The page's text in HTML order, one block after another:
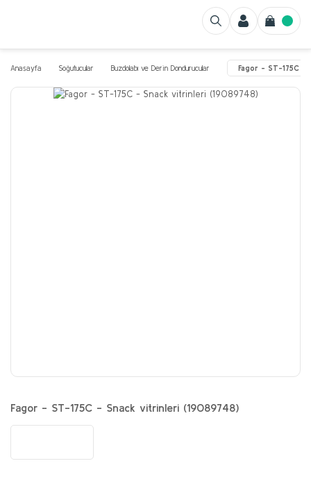
Anasayfa Soğutucular Buzdolabı ve Derin Dondurucular Fagor - ST-175C -
Fagor - ST-175C - Snack vitrinleri (19089748)